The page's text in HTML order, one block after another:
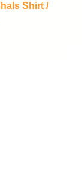
Shirt /